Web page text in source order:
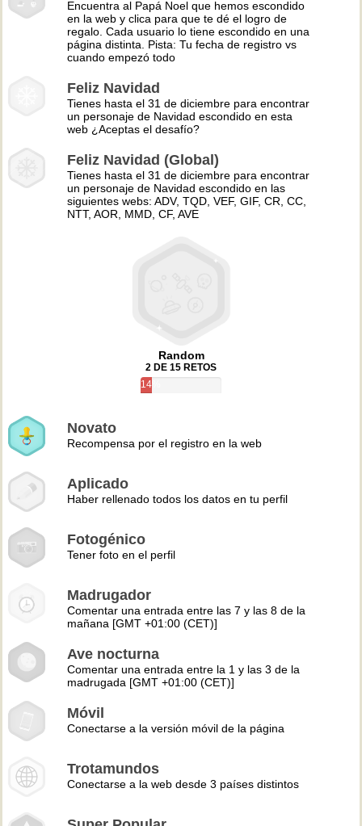
Encuentra al Papá Noel que hemos escondido
en la web y clica para que te dé el logro de
regalo. Cada usuario lo tiene escondido en una
página distinta. Pista: Tu fecha de registro vs
cuando empezó todo
Feliz Navidad
Tienes hasta el 31 de diciembre para encontrar
un personaje de Navidad escondido en esta
web ¿Aceptas el desafío?
Feliz Navidad (Global)
Tienes hasta el 31 de diciembre para encontrar
un personaje de Navidad escondido en las
siguientes webs: ADV, TQD, VEF, GIF, CR, CC,
NTT, AOR, MMD, CF, AVE
Random
2 DE 15 RETOS
14%
Novato
Recompensa por el registro en la web
Aplicado
Haber rellenado todos los datos en tu perfil
Fotogénico
Tener foto en el perfil
Madrugador
Comentar una entrada entre las 7 y las 8 de la
mañana [GMT +01:00 (CET)]
Ave nocturna
Comentar una entrada entre la 1 y las 3 de la
madrugada [GMT +01:00 (CET)]
Móvil
Conectarse a la versión móvil de la página
Trotamundos
Conectarse a la web desde 3 países distintos